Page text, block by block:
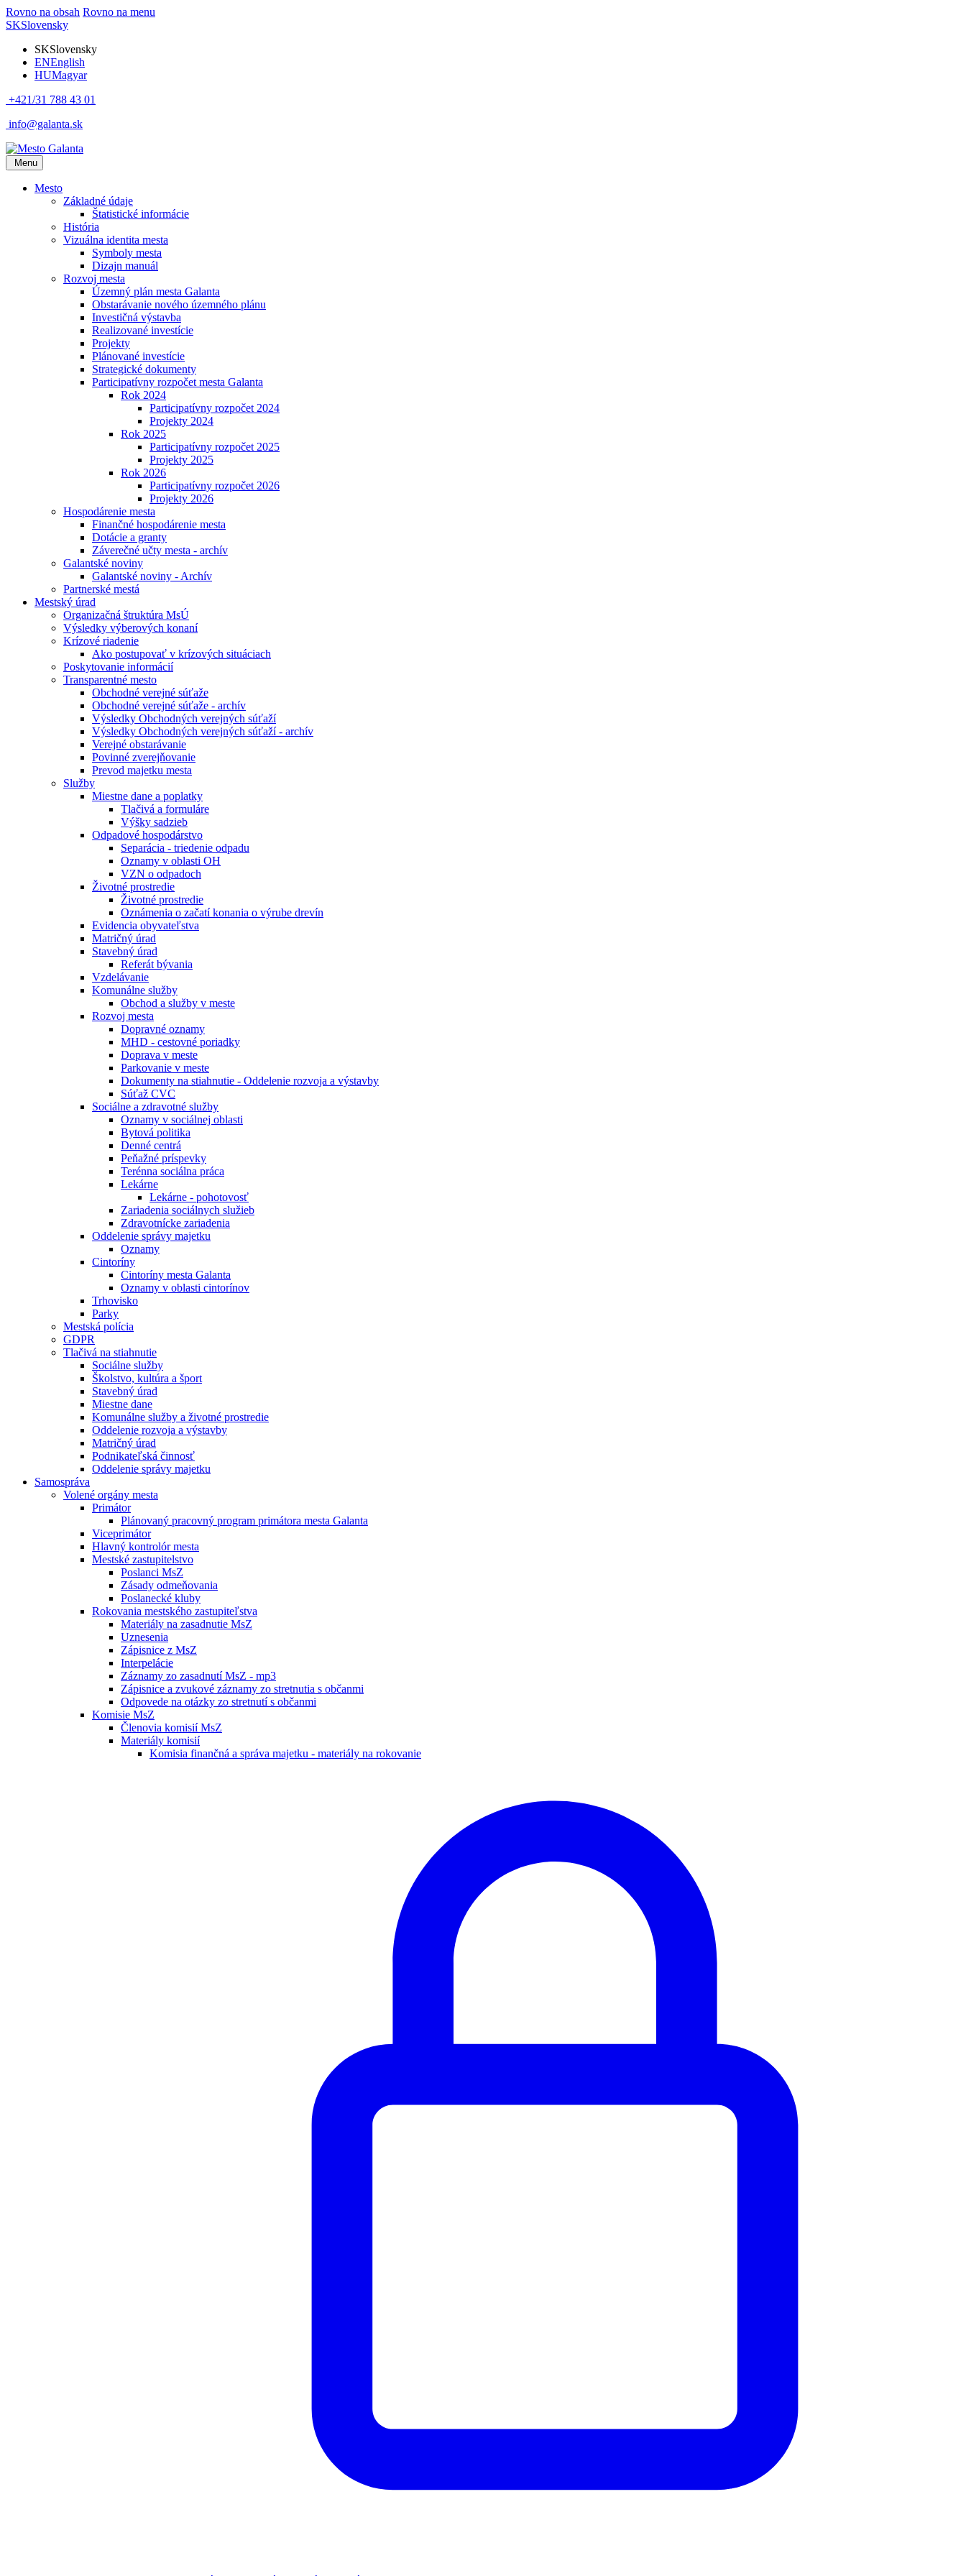
Rovno na obsah Rovno na menu
SKSlovensky
SKSlovensky
ENEnglish
HUMagyar
+421/31 788 43 01
info@galanta.sk
Menu
Mesto
Základné údaje
Štatistické informácie
História
Vizuálna identita mesta
Symboly mesta
Dizajn manuál
Rozvoj mesta
Územný plán mesta Galanta
Obstarávanie nového územného plánu
Investičná výstavba
Realizované investície
Projekty
Plánované investície
Strategické dokumenty
Participatívny rozpočet mesta Galanta
Rok 2024
Participatívny rozpočet 2024
Projekty 2024
Rok 2025
Participatívny rozpočet 2025
Projekty 2025
Rok 2026
Participatívny rozpočet 2026
Projekty 2026
Hospodárenie mesta
Finančné hospodárenie mesta
Dotácie a granty
Záverečné učty mesta - archív
Galantské noviny
Galantské noviny - Archív
Partnerské mestá
Mestský úrad
Organizačná štruktúra MsÚ
Výsledky výberových konaní
Krízové riadenie
Ako postupovať v krízových situáciach
Poskytovanie informácií
Transparentné mesto
Obchodné verejné súťaže
Obchodné verejné súťaže - archív
Výsledky Obchodných verejných súťaží
Výsledky Obchodných verejných súťaží - archív
Verejné obstarávanie
Povinné zverejňovanie
Prevod majetku mesta
Služby
Miestne dane a poplatky
Tlačivá a formuláre
Výšky sadzieb
Odpadové hospodárstvo
Separácia - triedenie odpadu
Oznamy v oblasti OH
VZN o odpadoch
Životné prostredie
Životné prostredie
Oznámenia o začatí konania o výrube drevín
Evidencia obyvateľstva
Matričný úrad
Stavebný úrad
Referát bývania
Vzdelávanie
Komunálne služby
Obchod a služby v meste
Rozvoj mesta
Dopravné oznamy
MHD - cestovné poriadky
Doprava v meste
Parkovanie v meste
Dokumenty na stiahnutie - Oddelenie rozvoja a výstavby
Súťaž CVC
Sociálne a zdravotné služby
Oznamy v sociálnej oblasti
Bytová politika
Denné centrá
Peňažné príspevky
Terénna sociálna práca
Lekárne
Lekárne - pohotovosť
Zariadenia sociálnych služieb
Zdravotnícke zariadenia
Oddelenie správy majetku
Oznamy
Cintoríny
Cintoríny mesta Galanta
Oznamy v oblasti cintorínov
Trhovisko
Parky
Mestská polícia
GDPR
Tlačivá na stiahnutie
Sociálne služby
Školstvo, kultúra a šport
Stavebný úrad
Miestne dane
Komunálne služby a životné prostredie
Oddelenie rozvoja a výstavby
Matričný úrad
Podnikateľská činnosť
Oddelenie správy majetku
Samospráva
Volené orgány mesta
Primátor
Plánovaný pracovný program primátora mesta Galanta
Viceprimátor
Hlavný kontrolór mesta
Mestské zastupitelstvo
Poslanci MsZ
Zásady odmeňovania
Poslanecké kluby
Rokovania mestského zastupiteľstva
Materiály na zasadnutie MsZ
Uznesenia
Zápisnice z MsZ
Interpelácie
Záznamy zo zasadnutí MsZ - mp3
Zápisnice a zvukové záznamy zo stretnutia s občanmi
Odpovede na otázky zo stretnutí s občanmi
Komisie MsZ
Členovia komisií MsZ
Materiály komisií
Komisia finančná a správa majetku - materiály na rokovanie